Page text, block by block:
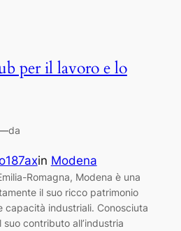
per il lavoro e lo
da
in Modena
Romagna, Modena è una
il suo ricco patrimonio
capacità industriali. Conosciuta
contributo all’industria